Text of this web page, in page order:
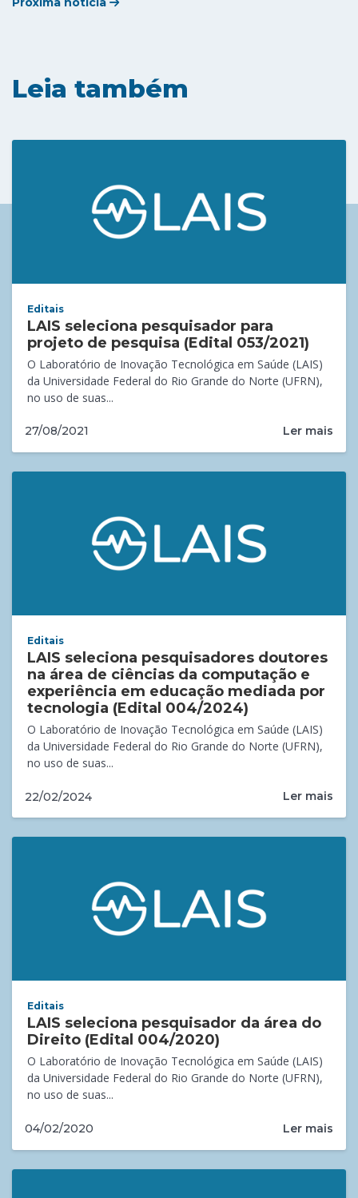
Leia também
Editais
LAIS seleciona pesquisador para
projeto de pesquisa (Edital 053/2021)
O Laboratório de Inovação Tecnológica em Saúde (LAIS)
da Universidade Federal do Rio Grande do Norte (UFRN),
no uso de suas...
27/08/2021 Ler mais
Editais
LAIS seleciona pesquisadores doutores
na área de ciências da computação e
experiência em educação mediada por
tecnologia (Edital 004/2024)
O Laboratório de Inovação Tecnológica em Saúde (LAIS)
da Universidade Federal do Rio Grande do Norte (UFRN),
no uso de suas...
22/02/2024 Ler mais
Editais
LAIS seleciona pesquisador da área do
Direito (Edital 004/2020)
O Laboratório de Inovação Tecnológica em Saúde (LAIS)
da Universidade Federal do Rio Grande do Norte (UFRN),
no uso de suas...
04/02/2020 Ler mais